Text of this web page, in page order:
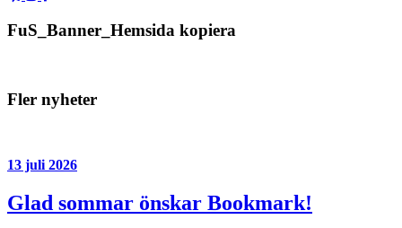
FuS_Banner_Hemsida kopiera
Fler nyheter
13 juli 2026
Glad sommar önskar Bookmark!